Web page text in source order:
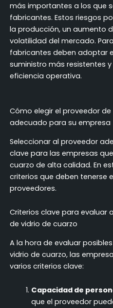
más importantes a los que
fabricantes. Estos riesgos
la producción, un aumento
volatilidad del mercado.
fabricantes deben adoptar
suministro más resistentes
eficiencia operativa.
Cómo elegir el proveedor
adecuado para su empresa
Seleccionar al proveedor
clave para las empresas
cuarzo de alta calidad. En
criterios que deben tenerse
proveedores.
Criterios clave para evaluar
de vidrio de cuarzo
A la hora de evaluar
vidrio de cuarzo, las
varios criterios clave:
Capacidad de
que el proveedor